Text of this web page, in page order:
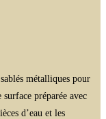
métalliques pour
préparée avec
d’eau et les